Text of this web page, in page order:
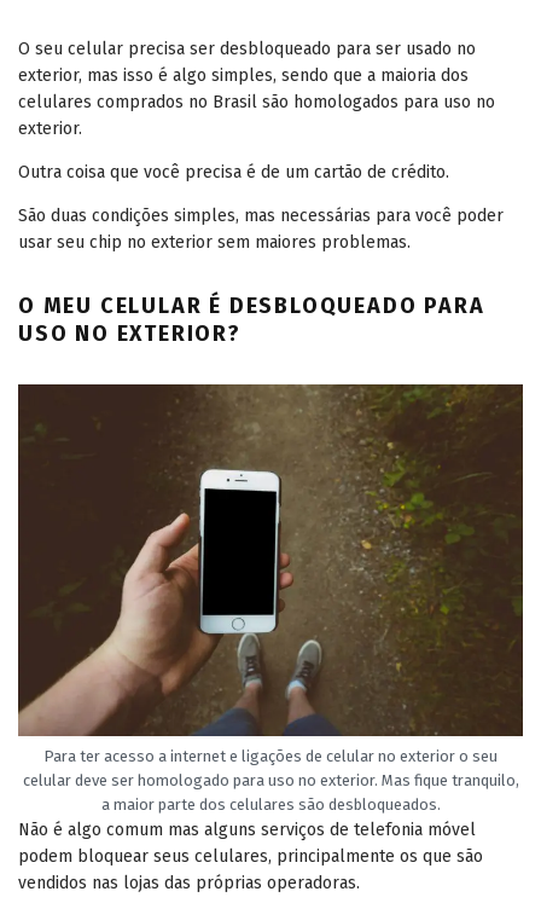
O seu celular precisa ser desbloqueado para ser usado no
exterior, mas isso é algo simples, sendo que a maioria dos
celulares comprados no Brasil são homologados para uso no
exterior.
Outra coisa que você precisa é de um cartão de crédito.
São duas condições simples, mas necessárias para você poder
usar seu chip no exterior sem maiores problemas.
O MEU CELULAR É DESBLOQUEADO PARA
USO NO EXTERIOR?
Para ter acesso a internet e ligações de celular no exterior o seu
celular deve ser homologado para uso no exterior. Mas fique tranquilo,
a maior parte dos celulares são desbloqueados.
Não é algo comum mas alguns serviços de telefonia móvel
podem bloquear seus celulares, principalmente os que são
vendidos nas lojas das próprias operadoras.